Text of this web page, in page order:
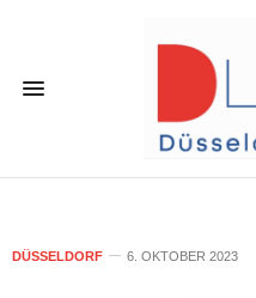
DÜSSELDORF 6. OKTOBER 2023